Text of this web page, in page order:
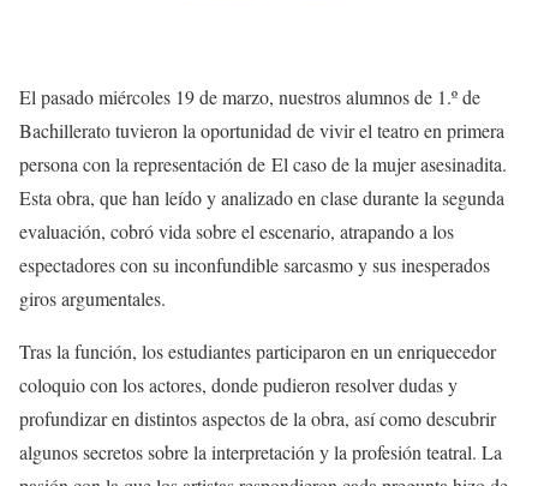
El pasado miércoles 19 de marzo, nuestros alumnos de 1.º de
Bachillerato tuvieron la oportunidad de vivir el teatro en primera
persona con la representación de El caso de la mujer asesinadita.
Esta obra, que han leído y analizado en clase durante la segunda
evaluación, cobró vida sobre el escenario, atrapando a los
espectadores con su inconfundible sarcasmo y sus inesperados
giros argumentales.
Tras la función, los estudiantes participaron en un enriquecedor
coloquio con los actores, donde pudieron resolver dudas y
profundizar en distintos aspectos de la obra, así como descubrir
algunos secretos sobre la interpretación y la profesión teatral. La